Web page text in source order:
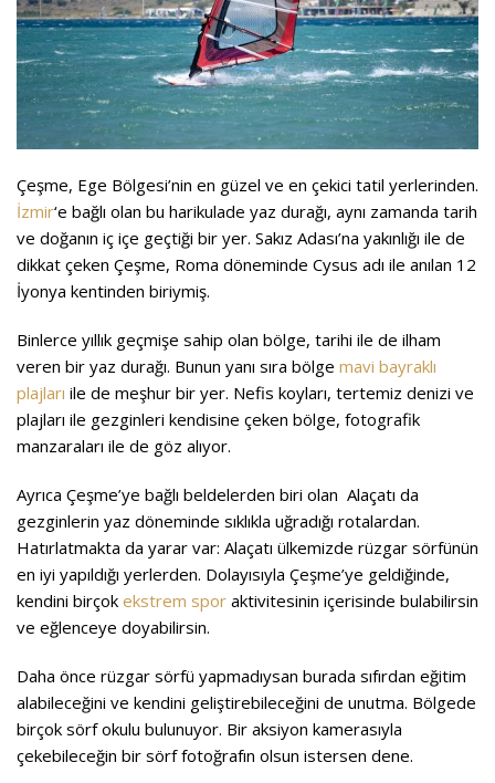
Çeşme, Ege Bölgesi’nin en güzel ve en çekici tatil yerlerinden.
İzmir‘e bağlı olan bu harikulade yaz durağı, aynı zamanda tarih
ve doğanın iç içe geçtiği bir yer. Sakız Adası’na yakınlığı ile de
dikkat çeken Çeşme, Roma döneminde Cysus adı ile anılan 12
İyonya kentinden biriymiş.
Binlerce yıllık geçmişe sahip olan bölge, tarihi ile de ilham
veren bir yaz durağı. Bunun yanı sıra bölge mavi bayraklı
plajları ile de meşhur bir yer. Nefis koyları, tertemiz denizi ve
plajları ile gezginleri kendisine çeken bölge, fotografik
manzaraları ile de göz alıyor.
Ayrıca Çeşme’ye bağlı beldelerden biri olan Alaçatı da
gezginlerin yaz döneminde sıklıkla uğradığı rotalardan.
Hatırlatmakta da yarar var: Alaçatı ülkemizde rüzgar sörfünün
en iyi yapıldığı yerlerden. Dolayısıyla Çeşme’ye geldiğinde,
kendini birçok ekstrem spor aktivitesinin içerisinde bulabilirsin
ve eğlenceye doyabilirsin.
Daha önce rüzgar sörfü yapmadıysan burada sıfırdan eğitim
alabileceğini ve kendini geliştirebileceğini de unutma. Bölgede
birçok sörf okulu bulunuyor. Bir aksiyon kamerasıyla
çekebileceğin bir sörf fotoğrafın olsun istersen dene.